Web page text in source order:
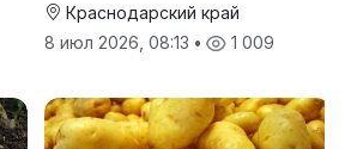
Краснодарский край
8 июл 2026, 08:13 • 1 009